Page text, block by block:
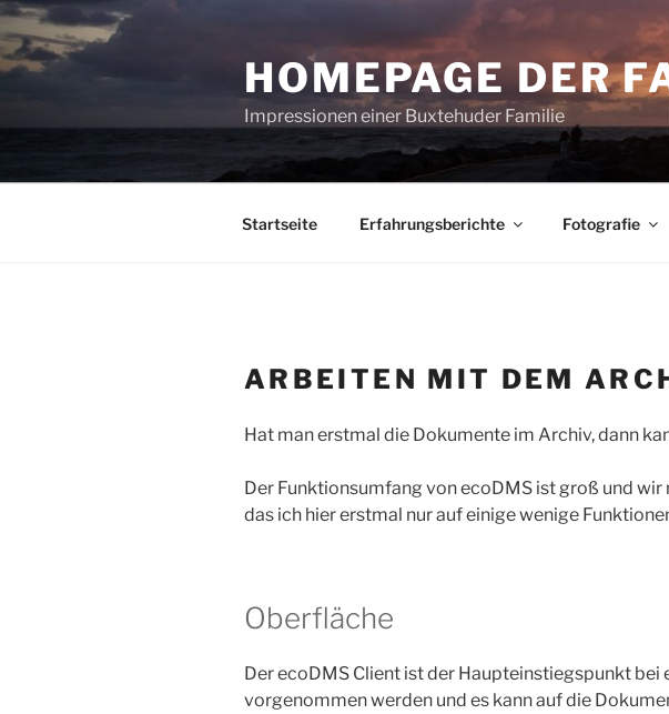
Zum
Inhalt
springen
HOMEPAGE DER
Impressionen einer Buxtehuder Familie
Startseite Erfahrungsberichte Fotografie
ARBEITEN MIT DEM
Hat man erstmal die Dokumente im Archiv, dann
Der Funktionsumfang von ecoDMS ist groß und wir
das ich hier erstmal nur auf einige wenige
Oberfläche
Der ecoDMS Client ist der Haupteinstiegspunkt
vorgenommen werden und es kann auf die